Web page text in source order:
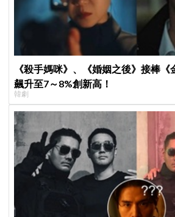
《殺手媽咪》、《婚姻之後》接棒
飆升至7～8%創新高！
韓劇